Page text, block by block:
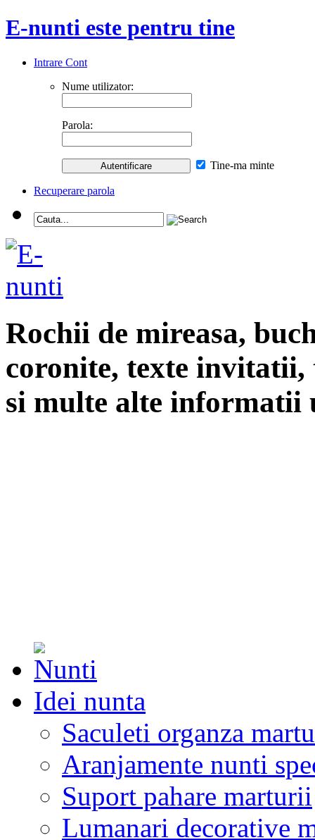
E-nunti este pentru tine
Intrare Cont
Nume utilizator:
Parola:
Tine-ma minte
Recuperare parola
Rochii de mireasa,
coronite, texte
si multe alte informatii
Idei nunta
Saculeti organza
Aranjamente nunti
Suport pahare marturii
Lumanari decorative